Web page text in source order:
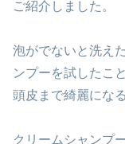
ご紹介しました。
泡がでないと洗え
ンプーを試したこ
頭皮まで綺麗にな
クリームシャンプ